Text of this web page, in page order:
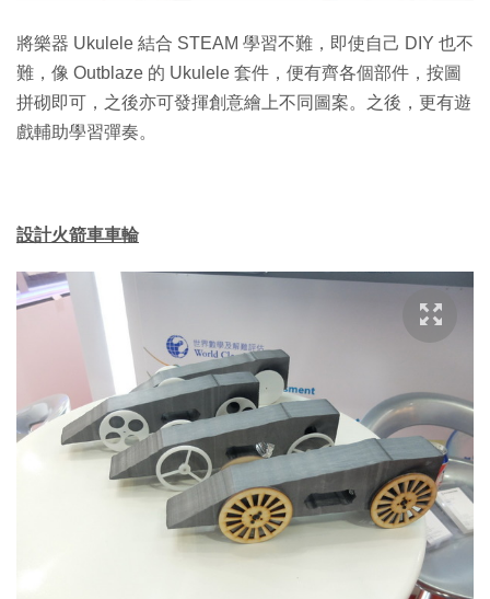
將樂器 Ukulele 結合 STEAM 學習不難，即使自己 DIY 也不
難，像 Outblaze 的 Ukulele 套件，便有齊各個部件，按圖
拼砌即可，之後亦可發揮創意繪上不同圖案。之後，更有遊
戲輔助學習彈奏。
設計火箭車車輪